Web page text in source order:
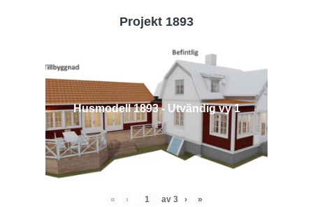
Projekt 1893
Husmodell 1893 - Utvändig vy 1
« ‹ av 3 › »